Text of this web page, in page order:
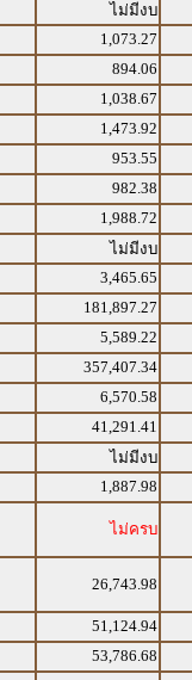
ไม่มีงบ
1,073.27
894.06
1,038.67
1,473.92
953.55
982.38
1,988.72
ไม่มีงบ
3,465.65
181,897.27
5,589.22
357,407.34
6,570.58
41,291.41
ไม่มีงบ
1,887.98
ไม่ครบ
26,743.98
51,124.94
53,786.68